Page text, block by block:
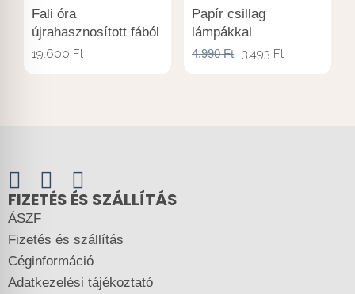
Fali óra
újrahasznosított fából
19.600 Ft
Papír csillag
lámpákkal
4.990Ft 3.493 Ft
FIZETÉS ÉS SZÁLLÍTÁS
ÁSZF
Fizetés és szállítás
Céginformáció
Adatkezelési tájékoztató